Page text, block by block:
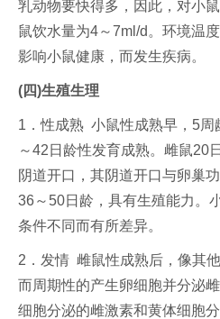
乳动物要快得多，因此，对小
鼠饮水量为4～7ml/d。环境温
影响小鼠健康，而发生疾病。
(四)生殖生理
1．性成熟 小鼠性成熟早，5周
～42日龄性发育成熟。雌鼠20
阴道开口，其阴道开口与卵巢
36～50日龄，具有生殖能力。
条件不同而有所差异。
2．发情 雌鼠性成熟后，像其
而周期性的产生卵细胞并分泌
细胞分泌的雌激素和黄体细胞